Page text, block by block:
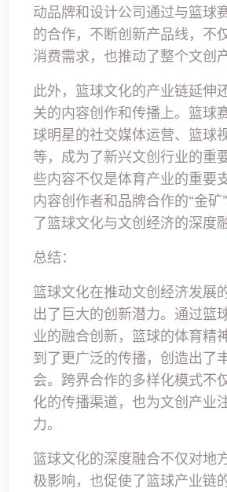
动品牌和设计公司通过与篮球
的合作，不断创新产品线，不
消费需求，也推动了整个文创
此外，篮球文化的产业链延伸
关的内容创作和传播上。篮球
球明星的社交媒体运营、篮球
等，成为了新兴文创行业的重
些内容不仅是体育产业的重要
内容创作者和品牌合作的“金矿
了篮球文化与文创经济的深度融
总结：
篮球文化在推动文创经济发展
出了巨大的创新潜力。通过篮
业的融合创新，篮球的体育精
到了更广泛的传播，创造出了
会。跨界合作的多样化模式不
化的传播渠道，也为文创产业
力。
篮球文化的深度融合不仅对地
极影响，也促使了篮球产业链